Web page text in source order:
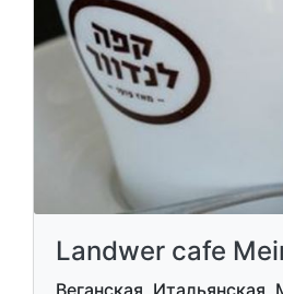
Landwer cafe
Веганская,